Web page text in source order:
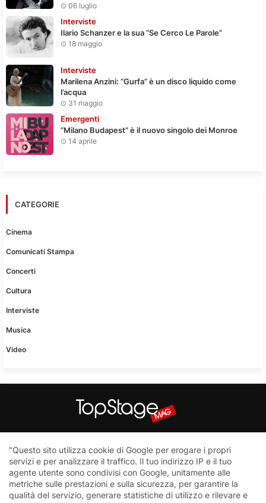
06 luglio
Interviste
Ilario Schanzer e la sua “Se Cerco Le Parole”
18 maggio
Interviste
Marilena Anzini: “Gurfa” è un disco liquido come
l’acqua
31 maggio
Emergenti
“Milano Budapest” è il nuovo singolo dei Monroe
14 aprile
CATEGORIE
Cinema
Comunicati Stampa
Concerti
Cultura
Interviste
Musica
Video
aggiornato senza nessuna periodicità. Non può pertanto
considerarsi un prodotto editoriale ai sensi della legge n.62 del
7.03.2001
"Questo sito utilizza cookie di Google per erogare i propri
servizi e per analizzare il traffico. Il tuo indirizzo IP e il tuo
agente utente sono condivisi con Google, unitamente alle
metriche sulle prestazioni e sulla sicurezza, per garantire la
qualità del servizio, generare statistiche di utilizzo e rilevare e